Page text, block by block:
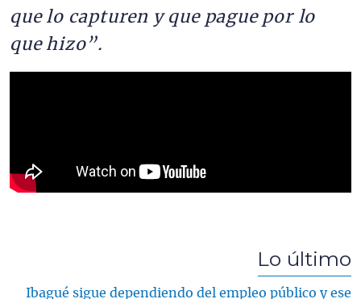
que lo capturen y que pague por lo
que hizo”.
Lo último
Ibagué sigue dependiendo del empleo público y ese